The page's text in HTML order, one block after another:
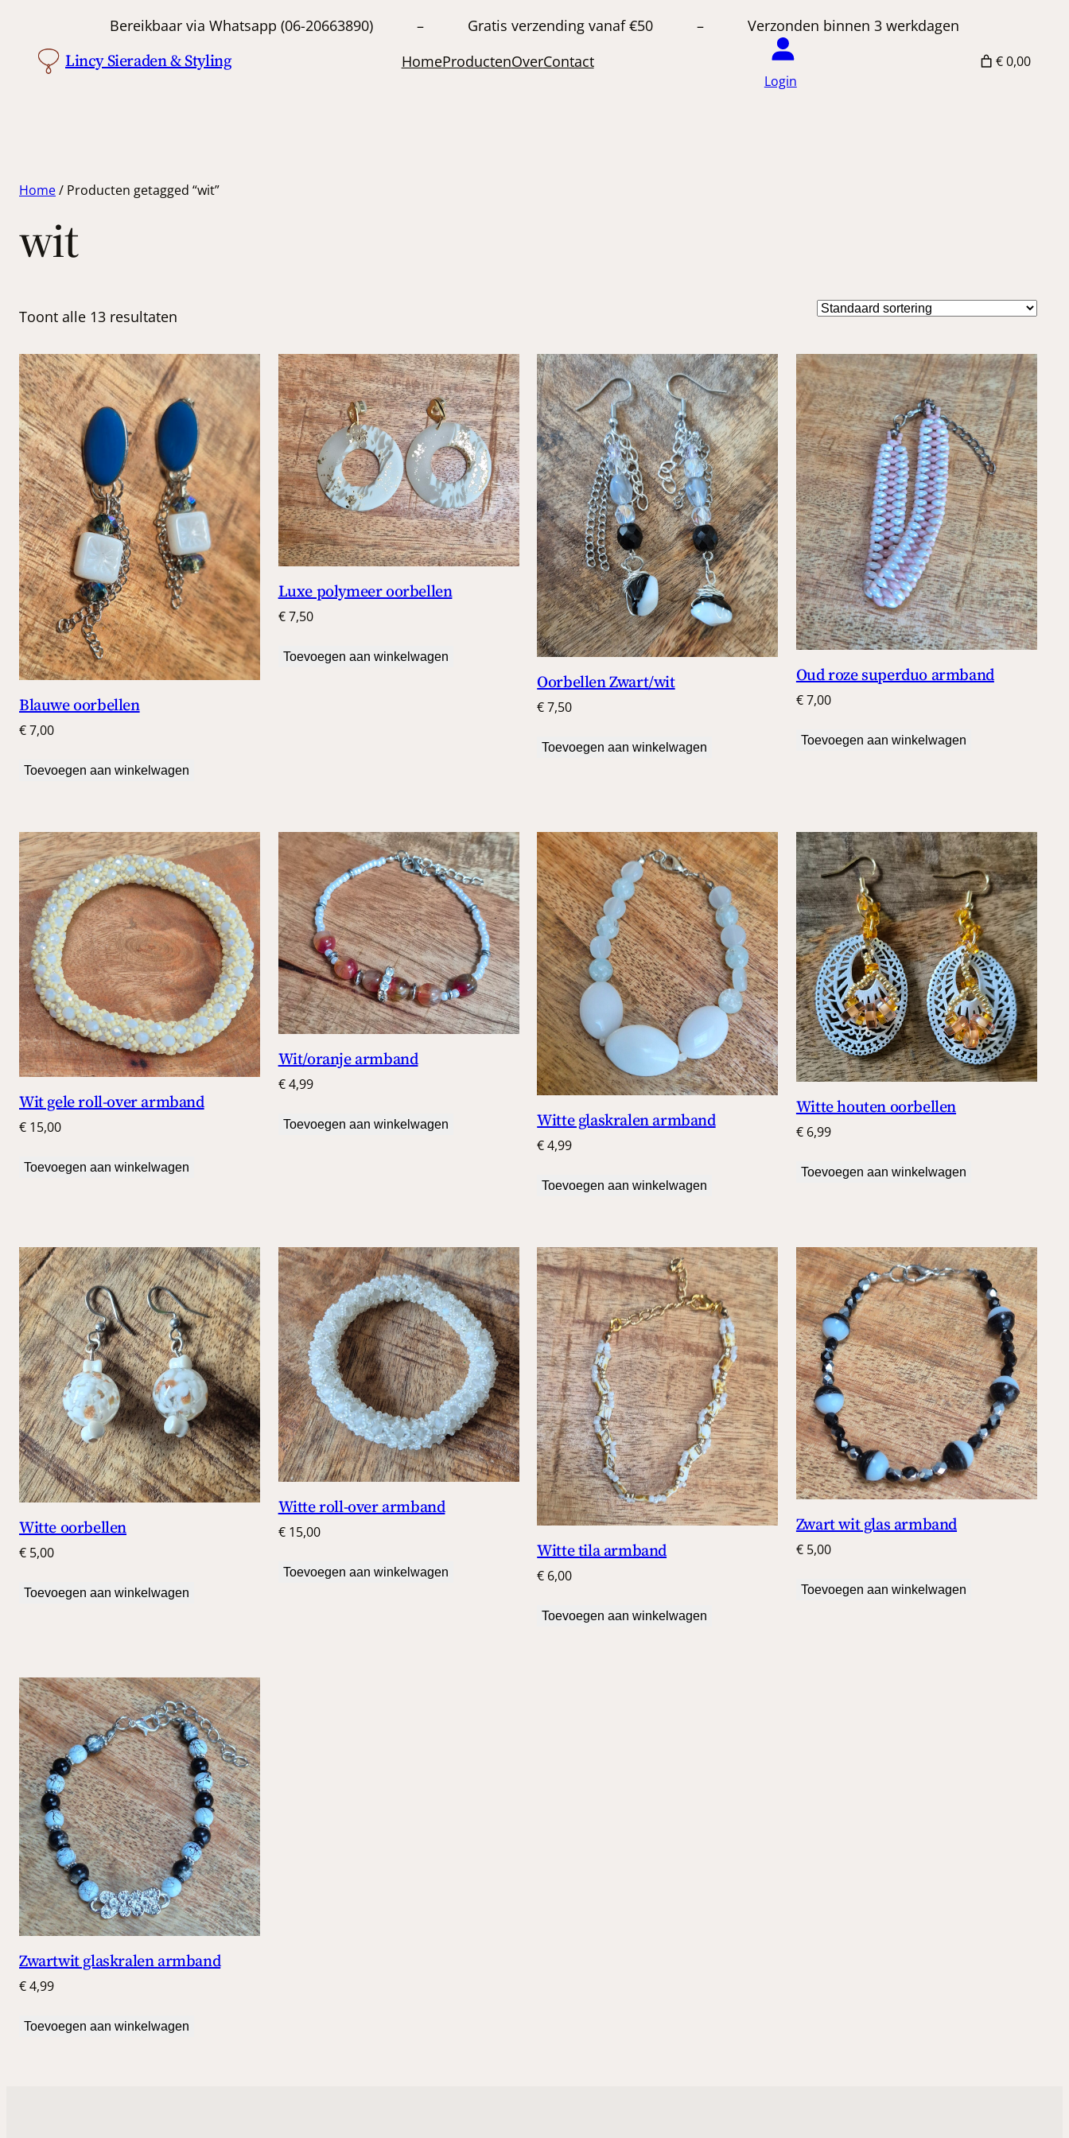
Bereikbaar via Whatsapp (06-20663890) – Gratis verzending vanaf €50 – Verzonden binnen 3 werkdagen
Lincy Sieraden & Styling HomeProductenOverContact
Login
€ 0,00
Home/ Producten getagged “wit”
wit
Toont alle 13 resultaten
Blauwe oorbellen
€7,00
Toevoegen aan winkelwagen
Luxe polymeer oorbellen
€7,50
Toevoegen aan winkelwagen
Oorbellen Zwart/wit
€7,50
Toevoegen aan winkelwagen
Oud roze superduo armband
€7,00
Toevoegen aan winkelwagen
Wit gele roll-over armband
€ 15,00
Toevoegen aan winkelwagen
Wit/oranje armband
€4,99
Toevoegen aan winkelwagen Witte glaskralen armband
€4,99
Toevoegen aan winkelwagen
Witte houten oorbellen
€6,99
Toevoegen aan winkelwagen
Witte oorbellen
€ 5,00
Toevoegen aan winkelwagen
Witte roll-over armband
€15,00
Toevoegen aan winkelwagen
Witte tila armband
€ 6,00
Toevoegen aan winkelwagen
Zwart wit glas armband
€5,00
Toevoegen aan winkelwagen
Zwartwit glaskralen armband
€4,99
Toevoegen aan winkelwagen